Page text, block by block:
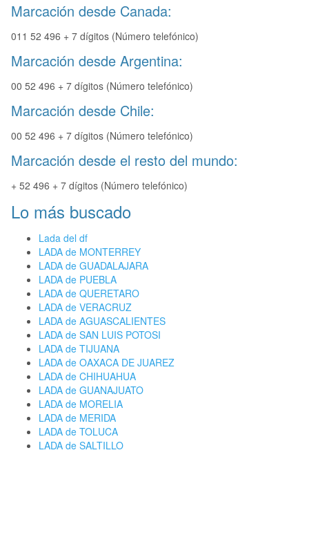
Marcación desde Canada:
011 52 496 + 7 dígitos (Número telefónico)
Marcación desde Argentina:
00 52 496 + 7 dígitos (Número telefónico)
Marcación desde Chile:
00 52 496 + 7 dígitos (Número telefónico)
Marcación desde el resto del mundo:
+ 52 496 + 7 dígitos (Número telefónico)
Lo más buscado
Lada del df
LADA de MONTERREY
LADA de GUADALAJARA
LADA de PUEBLA
LADA de QUERETARO
LADA de VERACRUZ
LADA de AGUASCALIENTES
LADA de SAN LUIS POTOSI
LADA de TIJUANA
LADA de OAXACA DE JUAREZ
LADA de CHIHUAHUA
LADA de GUANAJUATO
LADA de MORELIA
LADA de MERIDA
LADA de TOLUCA
LADA de SALTILLO